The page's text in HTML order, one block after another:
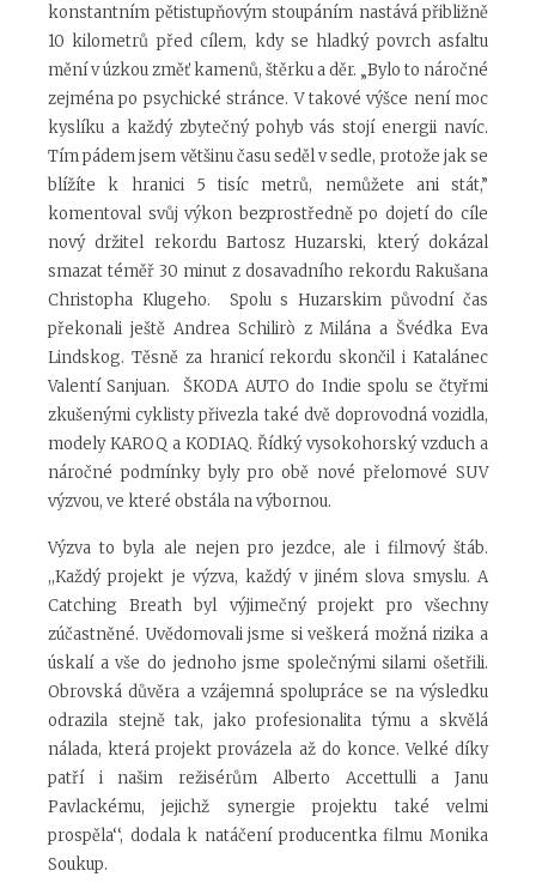
konstantním pětistupňovým stoupáním nastává přibližně
10 kilometrů před cílem, kdy se hladký povrch asfaltu
mění v úzkou změť kamenů, štěrku a děr. „Bylo to náročné
zejména po psychické stránce. V takové výšce není moc
kyslíku a každý zbytečný pohyb vás stojí energii navíc.
Tím pádem jsem většinu času seděl v sedle, protože jak se
blížíte k hranici 5 tisíc metrů, nemůžete ani stát,”
komentoval svůj výkon bezprostředně po dojetí do cíle
nový držitel rekordu Bartosz Huzarski, který dokázal
smazat téměř 30 minut z dosavadního rekordu Rakušana
Christopha Klugeho. Spolu s Huzarskim původní čas
překonali ještě Andrea Schilirò z Milána a Švédka Eva
Lindskog. Těsně za hranicí rekordu skončil i Katalánec
Valentí Sanjuan. ŠKODA AUTO do Indie spolu se čtyřmi
zkušenými cyklisty přivezla také dvě doprovodná vozidla,
modely KAROQ a KODIAQ. Řídký vysokohorský vzduch a
náročné podmínky byly pro obě nové přelomové SUV
výzvou, ve které obstála na výbornou.
Výzva to byla ale nejen pro jezdce, ale i filmový štáb.
,,Každý projekt je výzva, každý v jiném slova smyslu. A
Catching Breath byl výjimečný projekt pro všechny
zúčastněné. Uvědomovali jsme si veškerá možná rizika a
úskalí a vše do jednoho jsme společnými silami ošetřili.
Obrovská důvěra a vzájemná spolupráce se na výsledku
odrazila stejně tak, jako profesionalita týmu a skvělá
nálada, která projekt provázela až do konce. Velké díky
patří i našim režisérům Alberto Accettulli a Janu
Pavlackému, jejichž synergie projektu také velmi
prospěla‘‘, dodala k natáčení producentka filmu Monika
Soukup.